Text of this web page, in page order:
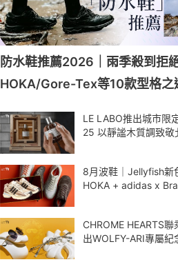
防水鞋推薦2026｜雨季殺到拒
HOKA/Gore-Tex等10款型格之
LE LABO推出城市限
25 以靜謐木質調致敬
8月波鞋｜Jellyfish新
HOKA + adidas x
CHROME HEARTS
出WOLFY-ARI專屬紀